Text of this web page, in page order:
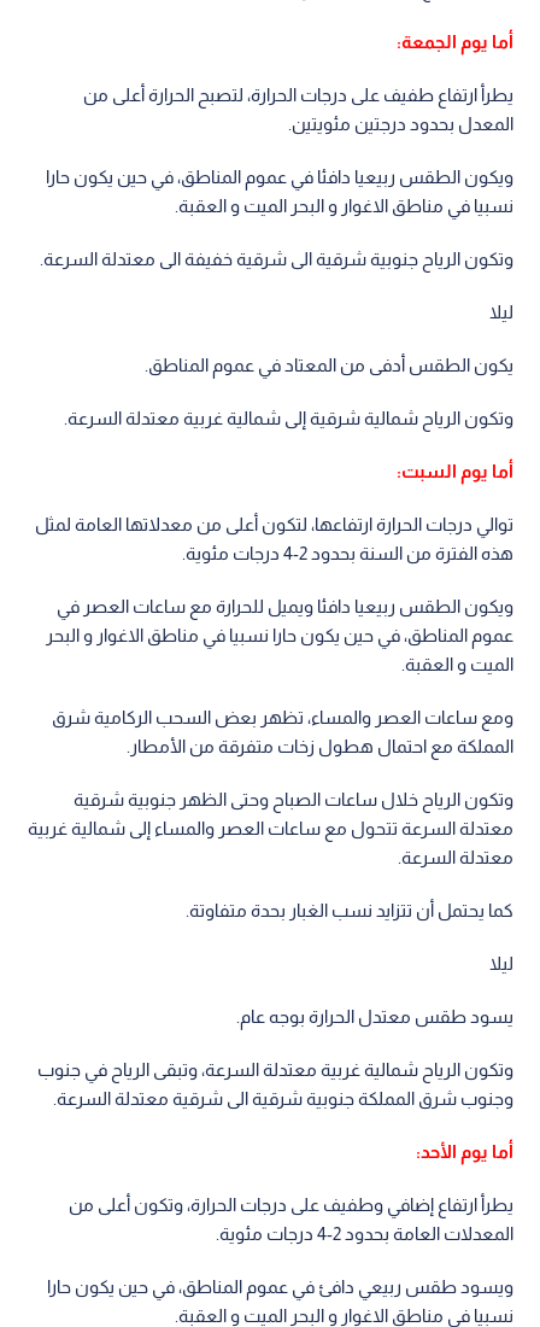
أما يوم الجمعة:
يطرأ ارتفاع طفيف على درجات الحرارة، لتصبح الحرارة أعلى من
المعدل بحدود درجتين مئويتين.
ويكون الطقس ربيعيا دافئا في عموم المناطق، في حين يكون حارا
نسبيا في مناطق الاغوار و البحر الميت و العقبة.
وتكون الرياح جنوبية شرقية الى شرقية خفيفة الى معتدلة السرعة.
ليلا
يكون الطقس أدفى من المعتاد في عموم المناطق.
وتكون الرياح شمالية شرقية إلى شمالية غربية معتدلة السرعة.
أما يوم السبت:
توالي درجات الحرارة ارتفاعها، لتكون أعلى من معدلاتها العامة لمثل
هذه الفترة من السنة بحدود 2-4 درجات مئوية.
ويكون الطقس ربيعيا دافئا ويميل للحرارة مع ساعات العصر في
عموم المناطق، في حين يكون حارا نسبيا في مناطق الاغوار و البحر
الميت و العقبة.
ومع ساعات العصر والمساء، تظهر بعض السحب الركامية شرق
المملكة مع احتمال هطول زخات متفرقة من الأمطار.
وتكون الرياح خلال ساعات الصباح وحتى الظهر جنوبية شرقية
معتدلة السرعة تتحول مع ساعات العصر والمساء إلى شمالية غربية
معتدلة السرعة.
كما يحتمل أن تتزايد نسب الغبار بحدة متفاوتة.
ليلا
يسود طقس معتدل الحرارة بوجه عام.
وتكون الرياح شمالية غربية معتدلة السرعة، وتبقى الرياح في جنوب
وجنوب شرق المملكة جنوبية شرقية الى شرقية معتدلة السرعة.
أما يوم الأحد:
يطرأ ارتفاع إضافي وطفيف على درجات الحرارة، وتكون أعلى من
المعدلات العامة بحدود 2-4 درجات مئوية.
ويسود طقس ربيعي دافئ في عموم المناطق، في حين يكون حارا
نسبيا في مناطق الاغوار و البحر الميت و العقبة.